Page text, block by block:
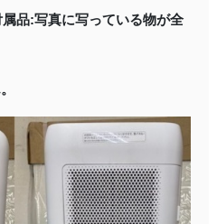
品:写真に写っている物が全